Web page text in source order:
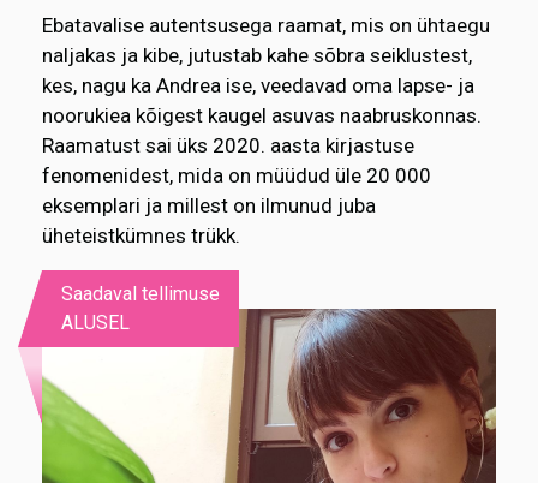
Ebatavalise autentsusega raamat, mis on ühtaegu
naljakas ja kibe, jutustab kahe sõbra seiklustest,
kes, nagu ka Andrea ise, veedavad oma lapse- ja
noorukiea kõigest kaugel asuvas naabruskonnas.
Raamatust sai üks 2020. aasta kirjastuse
fenomenidest, mida on müüdud üle 20 000
eksemplari ja millest on ilmunud juba
üheteistkümnes trükk.
Saadaval tellimuse
ALUSEL